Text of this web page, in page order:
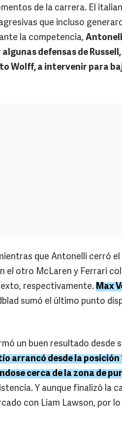
de la carrera. El
que incluso
la competencia,
defensas de
Wolff, a intervenir para
que Antonelli cerró
el otro McLaren y Ferrari
respectivamente. Max
sumó el último punto
un buen resultado desde
arrancó desde la posición
cerca de la zona de
Y aunque finalizó la
con Liam Lawson, por